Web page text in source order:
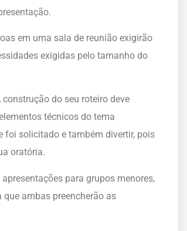
em uma sala de reunião exigirão
exigidas pelo tamanho do
do seu roteiro deve
técnicos do tema
foi solicitado e também divertir, pois
oratória.
para grupos menores,
que ambas preencherão as